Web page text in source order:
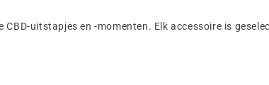
uitstapjes en -momenten. Elk accessoire is